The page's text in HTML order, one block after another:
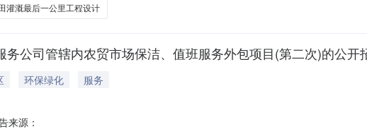
灌溉最后一公里工程设计
公司管辖内农贸市场保洁、值班服务外包项目(第二次)的公开
环保绿化
服务
来源：